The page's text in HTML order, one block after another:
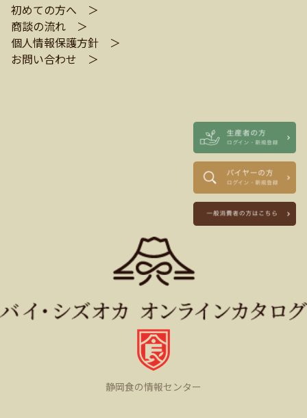
初めての方へ ＞
商談の流れ ＞
個人情報保護方針 ＞
お問い合わせ ＞
静岡食の情報センター